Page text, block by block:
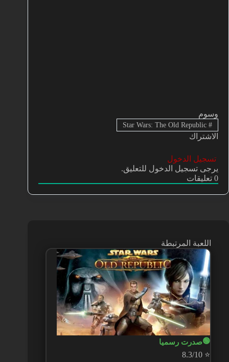
وسوم
#
Star Wars: The Old Republic
الاشتراك
تسجيل الدخول
يرجى تسجيل الدخول للتعليق.
0 تعليقات
اللعبة المرتبطة
🟢صدرت رسميا
⭐
8.3/10